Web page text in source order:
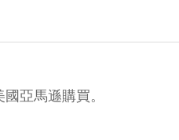
亞馬遜購買。